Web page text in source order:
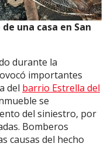
una casa en San
durante la
importantes
del barrio Estrella del
se
del siniestro, por
Bomberos
causas del hecho